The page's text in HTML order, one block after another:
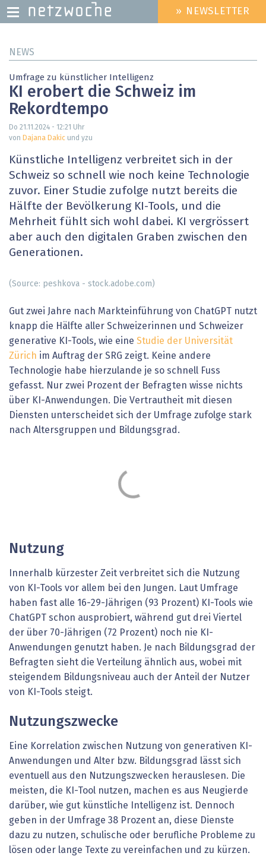
zum
HEADER
MENU
» NEWSLETTER
NEWS
Umfrage zu künstlicher Intelligenz
KI erobert die Schweiz im
Rekordtempo
Do 21.11.2024 - 12:21 Uhr
von Dajana Dakic und yzu
Künstliche Intelligenz verbreitet sich in der
Schweiz so schnell wie noch keine Technologie
zuvor. Einer Studie zufolge nutzt bereits die
Hälfte der Bevölkerung KI-Tools, und die
Mehrheit fühlt sich wohl dabei. KI vergrössert
aber auch den digitalen Graben zwischen den
Generationen.
(Source: peshkova - stock.adobe.com)
Gut zwei Jahre nach Markteinführung von ChatGPT nutzt
knapp die Hälfte aller Schweizerinnen und Schweizer
generative KI-Tools, wie eine Studie der Universität
Zürich im Auftrag der SRG zeigt. Keine andere
Technologie habe hierzulande je so schnell Fuss
gefasst. Nur zwei Prozent der Befragten wisse nichts
über KI-Anwendungen. Die Vertrautheit mit diesen
Diensten unterscheidet sich der Umfrage zufolge stark
nach Altersgruppen und Bildungsgrad.
Nutzung
Innerhalb kürzester Zeit verbreitet sich die Nutzung
von KI-Tools vor allem bei den Jungen. Laut Umfrage
haben fast alle 16-29-Jährigen (93 Prozent) KI-Tools wie
ChatGPT schon ausprobiert, während gut drei Viertel
der über 70-Jährigen (72 Prozent) noch nie KI-
Anwendungen genutzt haben. Je nach Bildungsgrad der
Befragten sieht die Verteilung ähnlich aus, wobei mit
steigendem Bildungsniveau auch der Anteil der Nutzer
von KI-Tools steigt.
Nutzungszwecke
Eine Korrelation zwischen Nutzung von generativen KI-
Anwendungen und Alter bzw. Bildungsgrad lässt sich
eventuell aus den Nutzungszwecken herauslesen. Die
meisten, die KI-Tool nutzen, machen es aus Neugierde
darüber, wie gut künstliche Intelligenz ist. Dennoch
geben in der Umfrage 38 Prozent an, diese Dienste
dazu zu nutzen, schulische oder berufliche Probleme zu
lösen oder lange Texte zu vereinfachen und zu kürzen.